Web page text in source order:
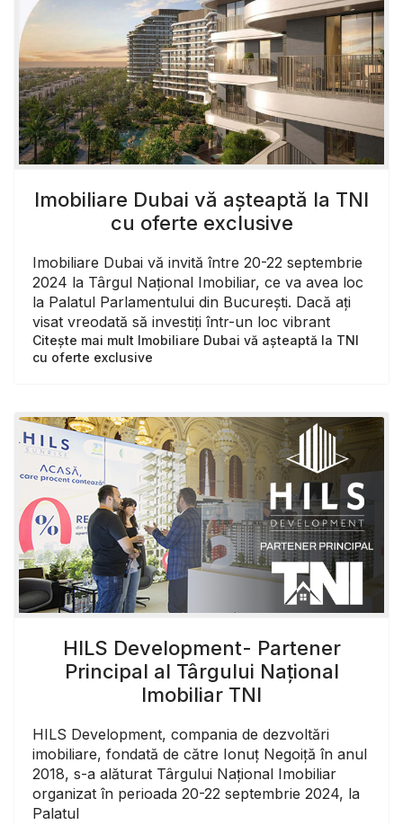
Imobiliare Dubai vă așteaptă la TNI
cu oferte exclusive
Imobiliare Dubai vă invită între 20-22 septembrie
2024 la Târgul Național Imobiliar, ce va avea loc
la Palatul Parlamentului din București. Dacă ați
visat vreodată să investiți într-un loc vibrant
Citește mai mult Imobiliare Dubai vă așteaptă la TNI
cu oferte exclusive
HILS Development- Partener
Principal al Târgului Național
Imobiliar TNI
HILS Development, compania de dezvoltări
imobiliare, fondată de către Ionuț Negoiță în anul
2018, s-a alăturat Târgului Național Imobiliar
organizat în perioada 20-22 septembrie 2024, la
Palatul